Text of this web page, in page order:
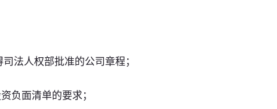
法人权部批准的公司章程；
负面清单的要求；